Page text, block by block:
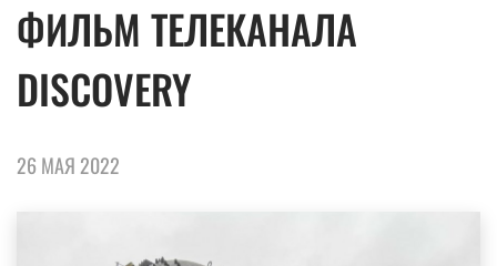
ФИЛЬМ ТЕЛЕКАНАЛА
DISCOVERY
26 МАЯ 2022